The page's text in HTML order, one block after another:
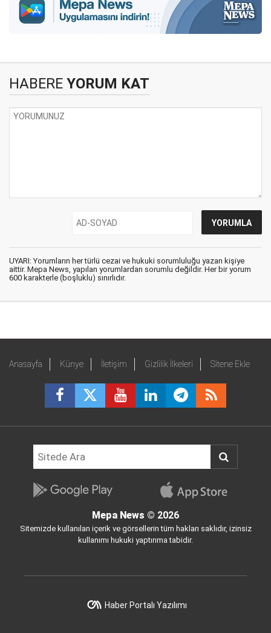
HABERE YORUM KAT
UYARI: Yorumların her türlü cezai ve hukuki sorumluluğu yazan kişiye
aittir. Mepa News, yapılan yorumlardan sorumlu değildir. Her bir yorum
600 karakterle (boşluklu) sınırlıdır.
Anasayfa Künye İletişim Gizlilik İlkeleri Sitene Ekle
Mepa News © 2026
Sitemizde kullanılan içerik ve görsellerin tüm hakları saklıdır, izinsiz
kullanımı hukuki yaptırıma tabidir.
Haber Portalı Yazılımı